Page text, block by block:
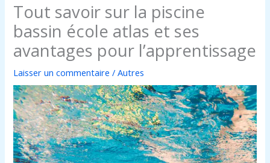
Tout savoir sur la piscine
bassin école atlas et ses
avantages pour l’apprentissage
Laisser un commentaire /Autres